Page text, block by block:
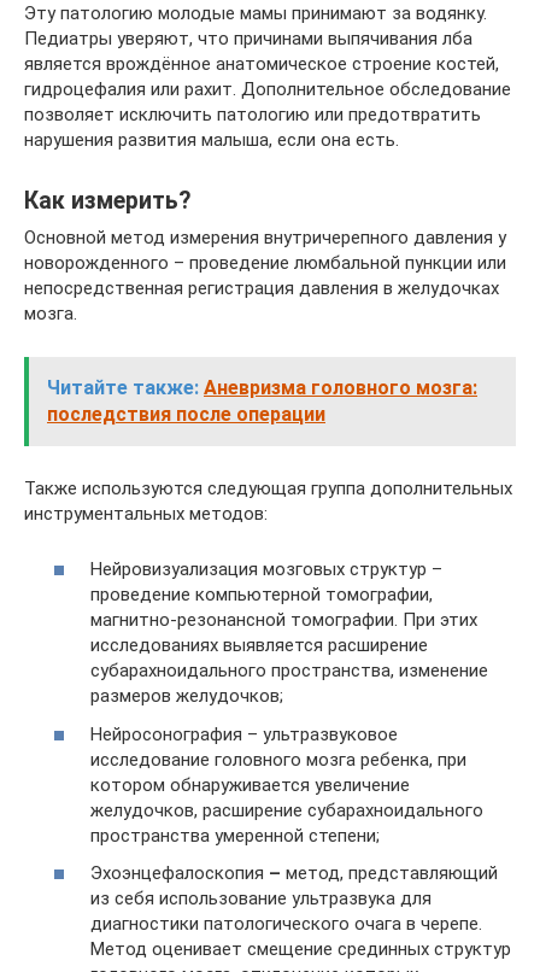
Эту патологию молодые мамы принимают за водянку.
Педиатры уверяют, что причинами выпячивания лба
является врождённое анатомическое строение костей,
гидроцефалия или рахит. Дополнительное обследование
позволяет исключить патологию или предотвратить
нарушения развития малыша, если она есть.
Как измерить?
Основной метод измерения внутричерепного давления у
новорожденного – проведение люмбальной пункции или
непосредственная регистрация давления в желудочках
мозга.
Читайте также: Аневризма головного мозга:
последствия после операции
Также используются следующая группа дополнительных
инструментальных методов:
Нейровизуализация мозговых структур –
проведение компьютерной томографии,
магнитно-резонансной томографии. При этих
исследованиях выявляется расширение
субарахноидального пространства, изменение
размеров желудочков;
Нейросонография – ультразвуковое
исследование головного мозга ребенка, при
котором обнаруживается увеличение
желудочков, расширение субарахноидального
пространства умеренной степени;
Эхоэнцефалоскопия – метод, представляющий
из себя использование ультразвука для
диагностики патологического очага в черепе.
Метод оценивает смещение срединных структур